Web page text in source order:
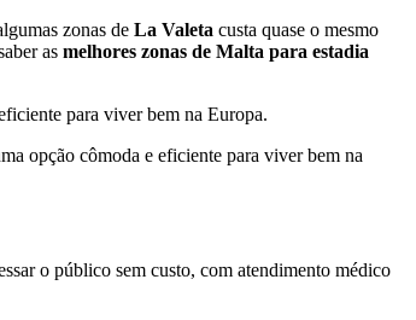
zonas de La Valeta custa quase o mesmo
as melhores zonas de Malta para estadia
para viver bem na Europa.
opção cômoda e eficiente para viver bem na
o público sem custo, com atendimento médico